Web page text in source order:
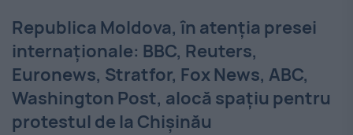
Republica Moldova, în atenţia presei
internaţionale: BBC, Reuters,
Euronews, Stratfor, Fox News, ABC,
Washington Post, alocă spațiu pentru
protestul de la Chişinău